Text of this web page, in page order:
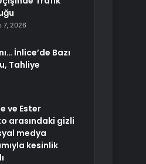
7, 2026
İnlice’de Bazı
Tahliye
ve Ester
arasındaki gizli
medya
kesinlik